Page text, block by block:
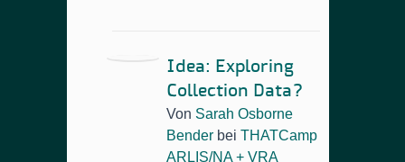
Idea: Exploring
Collection Data?
Von Sarah Osborne
Bender bei THATCamp
ARLIS/NA + VRA